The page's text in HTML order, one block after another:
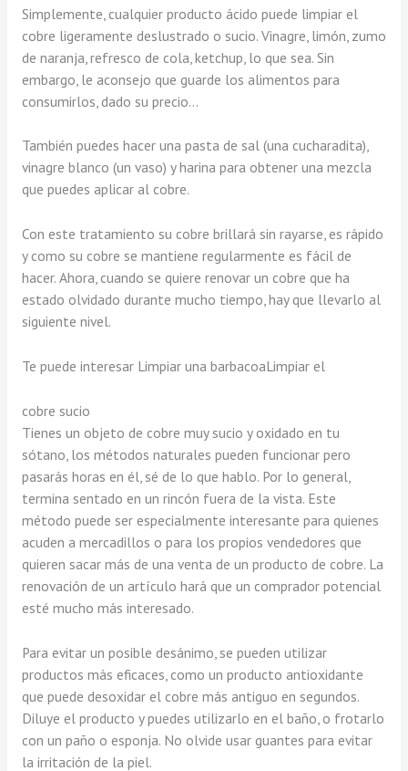
Simplemente, cualquier producto ácido puede limpiar el
cobre ligeramente deslustrado o sucio. Vinagre, limón, zumo
de naranja, refresco de cola, ketchup, lo que sea. Sin
embargo, le aconsejo que guarde los alimentos para
consumirlos, dado su precio…
También puedes hacer una pasta de sal (una cucharadita),
vinagre blanco (un vaso) y harina para obtener una mezcla
que puedes aplicar al cobre.
Con este tratamiento su cobre brillará sin rayarse, es rápido
y como su cobre se mantiene regularmente es fácil de
hacer. Ahora, cuando se quiere renovar un cobre que ha
estado olvidado durante mucho tiempo, hay que llevarlo al
siguiente nivel.
Te puede interesar Limpiar una barbacoaLimpiar el
cobre sucio
Tienes un objeto de cobre muy sucio y oxidado en tu
sótano, los métodos naturales pueden funcionar pero
pasarás horas en él, sé de lo que hablo. Por lo general,
termina sentado en un rincón fuera de la vista. Este
método puede ser especialmente interesante para quienes
acuden a mercadillos o para los propios vendedores que
quieren sacar más de una venta de un producto de cobre. La
renovación de un artículo hará que un comprador potencial
esté mucho más interesado.
Para evitar un posible desánimo, se pueden utilizar
productos más eficaces, como un producto antioxidante
que puede desoxidar el cobre más antiguo en segundos.
Diluye el producto y puedes utilizarlo en el baño, o frotarlo
con un paño o esponja. No olvide usar guantes para evitar
la irritación de la piel.